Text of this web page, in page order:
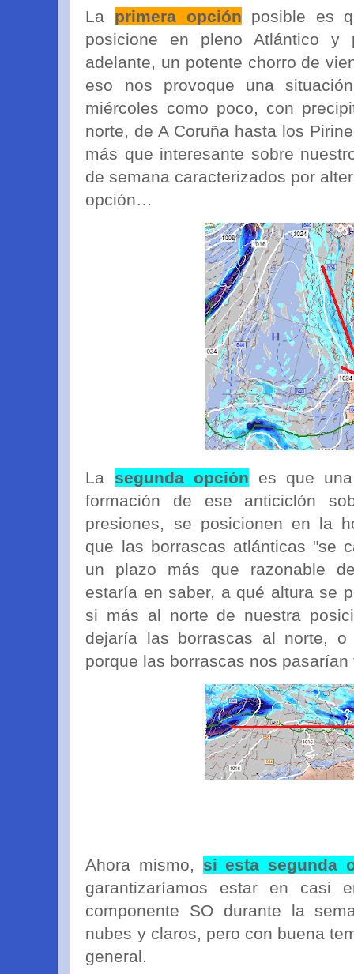
La primera opción posible es
posicione en pleno Atlántico
adelante, un potente chorro de
eso nos provoque una
miércoles como poco, con
norte, de A Coruña hasta los
más que interesante sobre
de semana caracterizados por
opción…
La segunda opción es que
formación de ese anticiclón
presiones, se posicionen en la
que las borrascas atlánticas "se
un plazo más que razonable
estaría en saber, a qué altura se
si más al norte de nuestra
dejaría las borrascas al norte,
porque las borrascas nos
Ahora mismo, si esta segunda
garantizaríamos estar en
componente SO durante la
nubes y claros, pero con buena
general.